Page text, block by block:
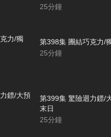
25分鐘
第398集 團結巧克力/
25分鐘
第399集 驚險迴力鏢/
末日
25分鐘